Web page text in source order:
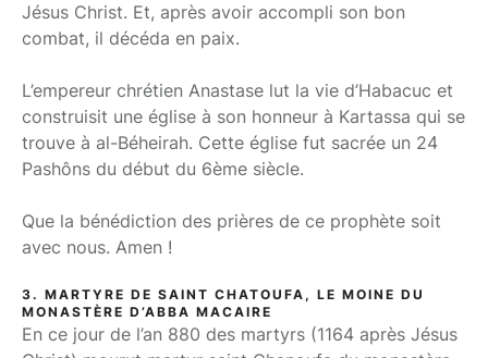
Jésus Christ. Et, après avoir accompli son bon
combat, il décéda en paix.
L’empereur chrétien Anastase lut la vie d’Habacuc et
construisit une église à son honneur à Kartassa qui se
trouve à al-Béheirah. Cette église fut sacrée un 24
Pashôns du début du 6ème siècle.
Que la bénédiction des prières de ce prophète soit
avec nous. Amen !
3. MARTYRE DE SAINT CHATOUFA, LE MOINE DU
MONASTÈRE D’ABBA MACAIRE
En ce jour de l’an 880 des martyrs (1164 après Jésus